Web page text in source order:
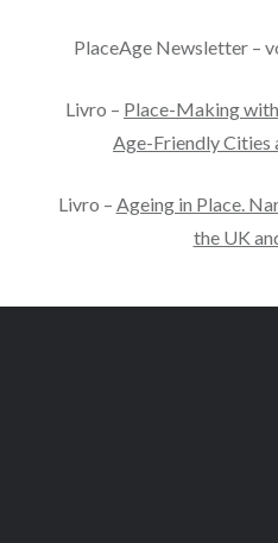
PlaceAge Newsletter –
Livro – Place-Making
Age-Friendly Cities
Livro – Ageing in Place.
the UK